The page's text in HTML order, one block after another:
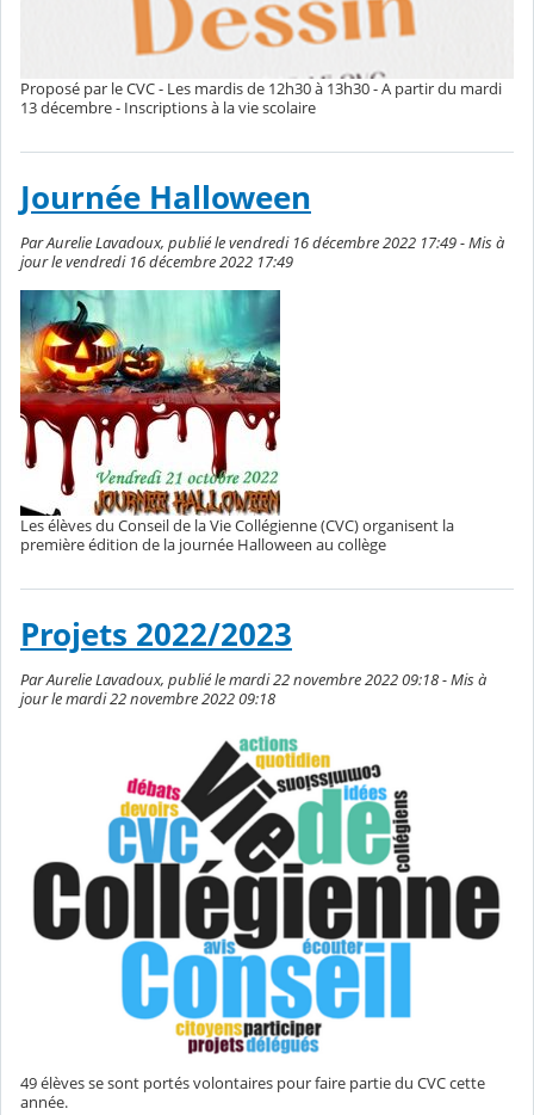
Proposé par le CVC - Les mardis de 12h30 à 13h30 - A partir du mardi
13 décembre - Inscriptions à la vie scolaire
Journée Halloween
Par Aurelie Lavadoux, publié le vendredi 16 décembre 2022 17:49 - Mis à
jour le vendredi 16 décembre 2022 17:49
Les élèves du Conseil de la Vie Collégienne (CVC) organisent la
première édition de la journée Halloween au collège
Projets 2022/2023
Par Aurelie Lavadoux, publié le mardi 22 novembre 2022 09:18 - Mis à
jour le mardi 22 novembre 2022 09:18
49 élèves se sont portés volontaires pour faire partie du CVC cette
année.